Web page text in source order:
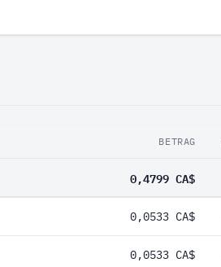
BETRAG
0,4799 CA$
0,0533 CA$
0,0533 CA$